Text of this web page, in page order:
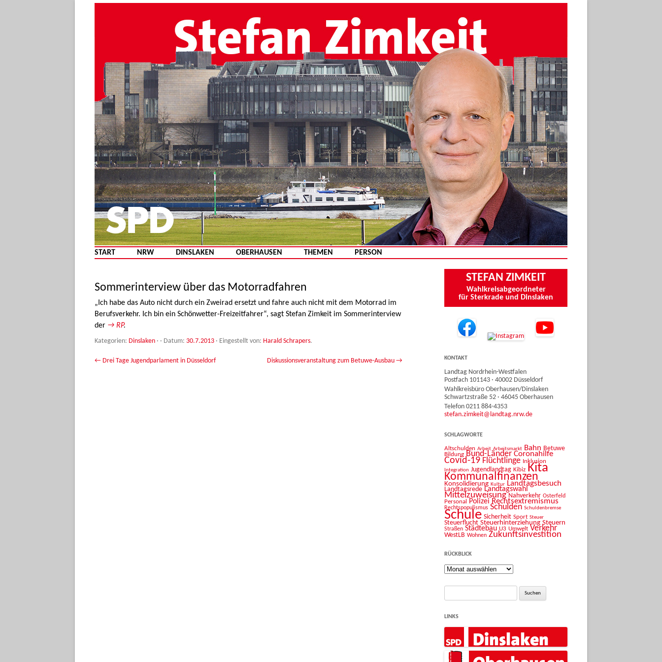
Zum Inhalt springen
START NRW DINSLAKEN OBERHAUSEN THEMEN PERSON
Sommerinterview über das Motorradfahren
„Ich habe das Auto nicht durch ein Zweirad ersetzt und fahre auch nicht mit dem Motorrad im
Berufsverkehr. Ich bin ein Schönwetter-Freizeitfahrer“, sagt Stefan Zimkeit im Sommerinterview
der → RP.
Kategorien: Dinslaken · · Datum: 30.7.2013 · Eingestellt von: Harald Schrapers.
Beitrags-Navigation
← Drei Tage Jugendparlament in Düsseldorf Diskussionsveranstaltung zum Betuwe-Ausbau →
STEFAN ZIMKEIT
Wahlkreisabgeordneter
für Sterkrade und Dinslaken
KONTAKT
Landtag Nordrhein-Westfalen
Postfach 101143 · 40002 Düsseldorf
Wahlkreisbüro Oberhausen/Dinslaken
Schwartzstraße 52 · 46045 Oberhausen
Telefon 0211 884-4353
stefan.zimkeit@landtag.nrw.de
SCHLAGWORTE
Altschulden Arbeit Arbeitsmarkt Bahn Betuwe
Bildung Bund-Länder Coronahilfe
Covid-19 Flüchtlinge Inklusion
Integration Jugendlandtag Kibiz Kita
Kommunalfinanzen
Konsolidierung Kultur Landtagsbesuch
Landtagsrede Landtagswahl
Mittelzuweisung Nahverkehr Osterfeld
Personal Polizei Rechtsextremismus
Rechtspopulismus Schulden Schuldenbremse
Schule Sicherheit Sport Steuer
Steuerflucht Steuerhinterziehung Steuern
Straßen Städtebau U3 Umwelt Verkehr
WestLB Wohnen Zukunftsinvestition
RÜCKBLICK
Rückblick
Suche
LINKS